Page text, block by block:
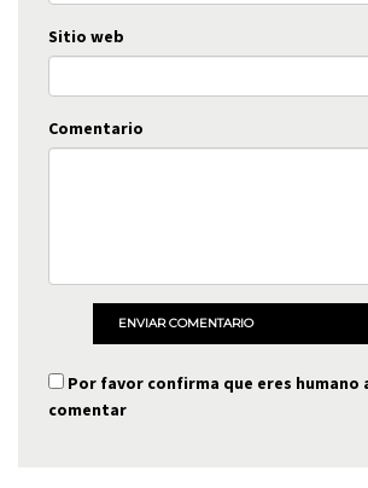
Sitio web
Comentario
ENVIAR COMENTARIO
Por favor confirma que eres humano
comentar